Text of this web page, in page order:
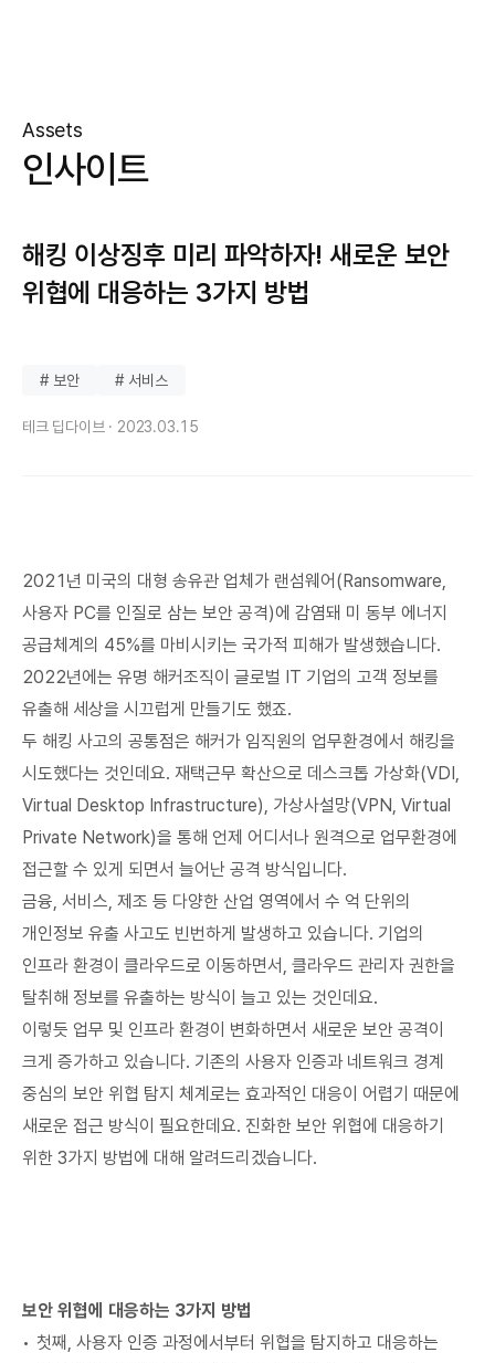
Assets
인사이트
해킹 이상징후 미리 파악하자! 새로운 보안
위협에 대응하는 3가지 방법
# 보안 # 서비스
테크 딥다이브 · 2023.03.15
2021년 미국의 대형 송유관 업체가 랜섬웨어(Ransomware,
사용자 PC를 인질로 삼는 보안 공격)에 감염돼 미 동부 에너지
공급체계의 45%를 마비시키는 국가적 피해가 발생했습니다.
2022년에는 유명 해커조직이 글로벌 IT 기업의 고객 정보를
유출해 세상을 시끄럽게 만들기도 했죠.
두 해킹 사고의 공통점은 해커가 임직원의 업무환경에서 해킹을
시도했다는 것인데요. 재택근무 확산으로 데스크톱 가상화(VDI,
Virtual Desktop Infrastructure), 가상사설망(VPN, Virtual
Private Network)을 통해 언제 어디서나 원격으로 업무환경에
접근할 수 있게 되면서 늘어난 공격 방식입니다.
금융, 서비스, 제조 등 다양한 산업 영역에서 수 억 단위의
개인정보 유출 사고도 빈번하게 발생하고 있습니다. 기업의
인프라 환경이 클라우드로 이동하면서, 클라우드 관리자 권한을
탈취해 정보를 유출하는 방식이 늘고 있는 것인데요.
이렇듯 업무 및 인프라 환경이 변화하면서 새로운 보안 공격이
크게 증가하고 있습니다. 기존의 사용자 인증과 네트워크 경계
중심의 보안 위협 탐지 체계로는 효과적인 대응이 어렵기 때문에
새로운 접근 방식이 필요한데요. 진화한 보안 위협에 대응하기
위한 3가지 방법에 대해 알려드리겠습니다.
보안 위협에 대응하는 3가지 방법
첫째, 사용자 인증 과정에서부터 위협을 탐지하고 대응하는